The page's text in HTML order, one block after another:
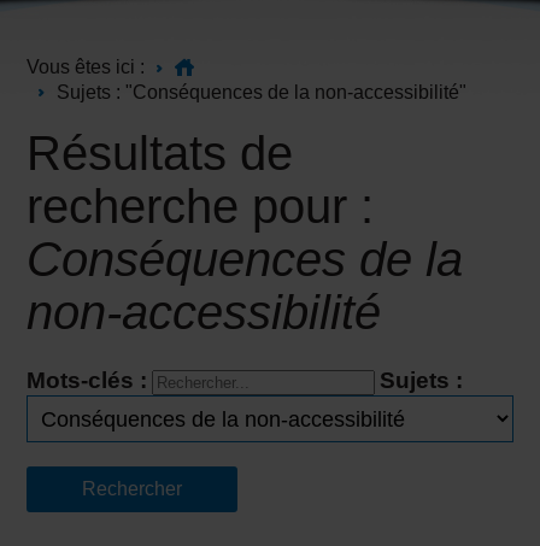
Vous êtes ici :
Sujets : "Conséquences de la non-accessibilité"
Résultats de
recherche pour :
Conséquences de la
non-accessibilité
Mots-clés : Sujets :